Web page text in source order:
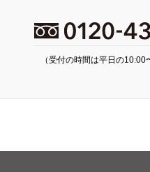
（受付の時間は平日の10:00